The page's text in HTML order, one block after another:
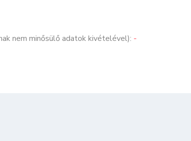
nem minősülő adatok kivételével): -